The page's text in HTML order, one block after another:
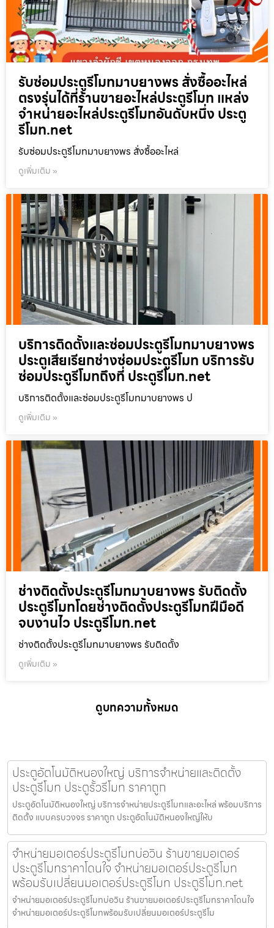
รับซ่อมประตูรีโมทมาบยางพร สั่งซื้ออะไหล่
ตรงรุ่นได้ที่ร้านขายอะไหล่ประตูรีโมท แหล่ง
จำหน่ายอะไหล่ประตูรีโมทอันดับหนึ่ง ประตู
รีโมท.net
รับซ่อมประตูรีโมทมาบยางพร สั่งซื้ออะไหล่
ดูเพิ่มเติม »
บริการติดตั้งและซ่อมประตูรีโมทมาบยางพร
ประตูเสียเรียกช่างซ่อมประตูรีโมท บริการรับ
ซ่อมประตูรีโมทถึงที่ ประตูรีโมท.net
บริการติดตั้งและซ่อมประตูรีโมทมาบยางพร ป
ดูเพิ่มเติม »
ช่างติดตั้งประตูรีโมทมาบยางพร รับติดตั้ง
ประตูรีโมทโดยช่างติดตั้งประตูรีโมทฝีมือดี
จบงานไว ประตูรีโมท.net
ช่างติดตั้งประตูรีโมทมาบยางพร รับติดตั้ง
ดูเพิ่มเติม »
ดูบทความทั้งหมด
ประตูอัตโนมัติหนองใหญ่ บริการจำหน่ายและติดตั้ง
ประตูรีโมท ประตูรั้วรีโมท ราคาถูก
ประตูอัตโนมัติหนองใหญ่ บริการจำหน่ายประตูรีโมทและอะไหล่ พร้อมบริการ
ติดตั้ง แบบครบวงจร ราคาถูก ประตูอัตโนมัติหนองใหญ่ให้บ
จำหน่ายมอเตอร์ประตูรีโมทบ่อวิน ร้านขายมอเตอร์
ประตูรีโมทราคาโดนใจ จำหน่ายมอเตอร์ประตูรีโมท
พร้อมรับเปลี่ยนมอเตอร์ประตูรีโมท ประตูรีโมท.net
จำหน่ายมอเตอร์ประตูรีโมทบ่อวิน ร้านขายมอเตอร์ประตูรีโมทราคาโดนใจ
จำหน่ายมอเตอร์ประตูรีโมทพร้อมรับเปลี่ยนมอเตอร์ประตูรีโม